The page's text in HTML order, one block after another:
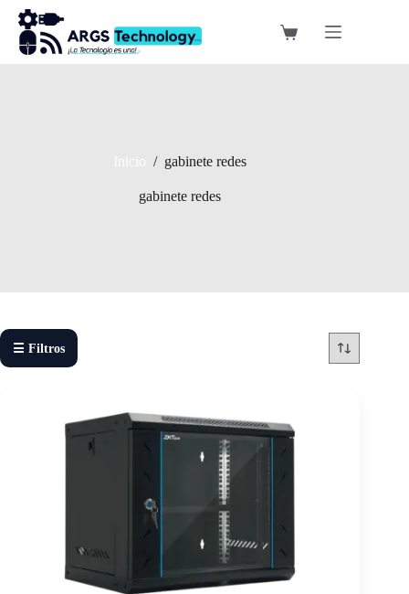
Saltar
contenido
Carro
/ gabinete redes
gabinete redes
☰ Filtros